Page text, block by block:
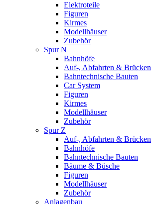
Elektroteile
Figuren
Kirmes
Modellhäuser
Zubehör
Spur N
Bahnhöfe
Auf-, Abfahrten & Brücken
Bahntechnische Bauten
Car System
Figuren
Kirmes
Modellhäuser
Zubehör
Spur Z
Auf-, Abfahrten & Brücken
Bahnhöfe
Bahntechnische Bauten
Bäume & Büsche
Figuren
Modellhäuser
Zubehör
Anlagenbau